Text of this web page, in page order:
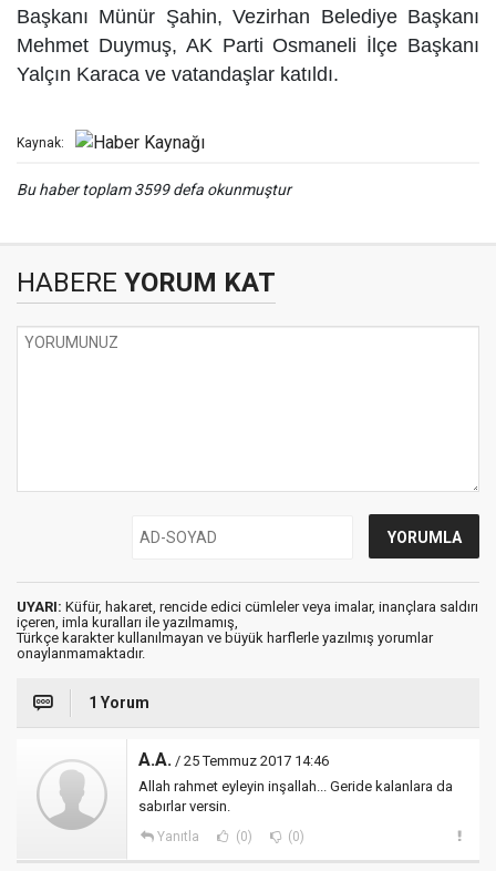
Başkanı Münür Şahin, Vezirhan Belediye Başkanı
Mehmet Duymuş, AK Parti Osmaneli İlçe Başkanı
Yalçın Karaca ve vatandaşlar katıldı.
Kaynak:
Bu haber toplam 3599 defa okunmuştur
HABERE YORUM KAT
UYARI: Küfür, hakaret, rencide edici cümleler veya imalar, inançlara saldırı
içeren, imla kuralları ile yazılmamış,
Türkçe karakter kullanılmayan ve büyük harflerle yazılmış yorumlar
onaylanmamaktadır.
1 Yorum
A.A. / 25 Temmuz 2017 14:46
Allah rahmet eyleyin inşallah... Geride kalanlara da
sabırlar versin.
Yanıtla (0) (0)